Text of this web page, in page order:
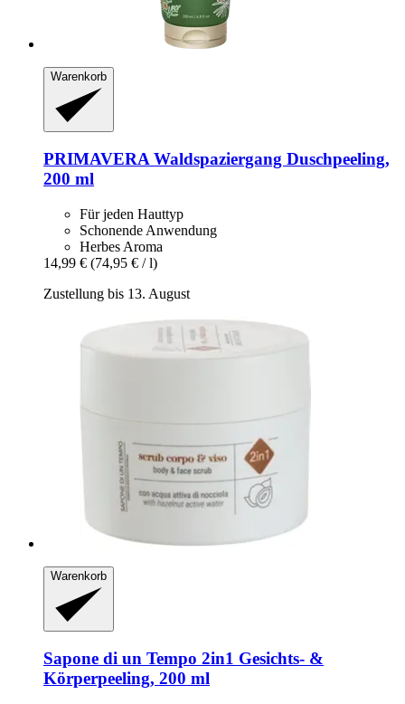
Warenkorb
PRIMAVERA Waldspaziergang Duschpeeling,
200 ml
Für jeden Hauttyp
Schonende Anwendung
Herbes Aroma
14,99 € (74,95 € / l)
Zustellung bis 13. August
Warenkorb
Sapone di un Tempo 2in1 Gesichts-​ &
Körperpeeling, 200 ml